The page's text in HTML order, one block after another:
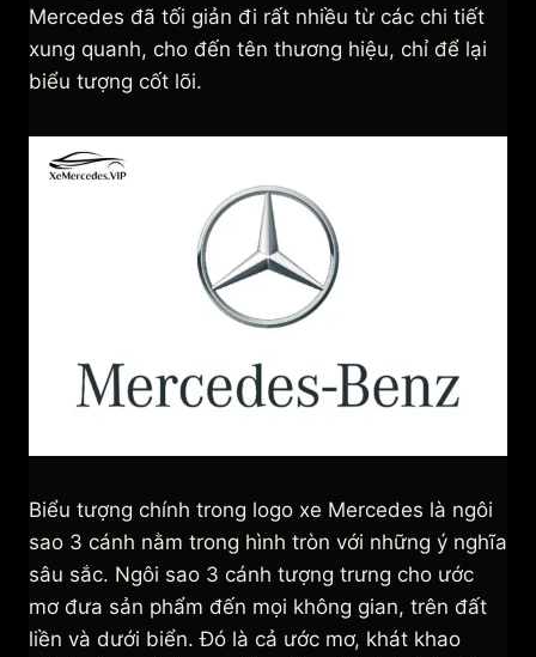
Mercedes đã tối giản đi rất nhiều từ các chi tiết
xung quanh, cho đến tên thương hiệu, chỉ để lại
biểu tượng cốt lõi.
Biểu tượng chính trong logo xe Mercedes là ngôi
sao 3 cánh nằm trong hình tròn với những ý nghĩa
sâu sắc. Ngôi sao 3 cánh tượng trưng cho ước
mơ đưa sản phẩm đến mọi không gian, trên đất
liền và dưới biển. Đó là cả ước mơ, khát khao